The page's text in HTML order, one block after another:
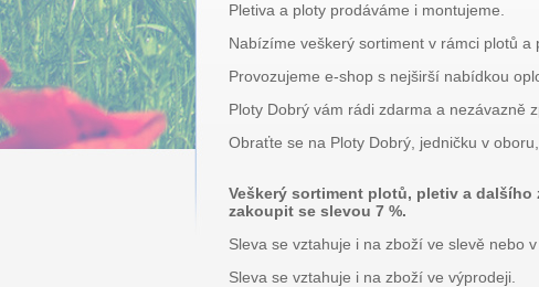
Pletiva a ploty prodáváme i montujeme.
Nabízíme veškerý sortiment v rámci plotů
Provozujeme e-shop s nejširší nabídkou
Ploty Dobrý vám rádi zdarma a nezávazně
Obraťte se na Ploty Dobrý, jedničku v
Veškerý sortiment plotů, pletiv a
zakoupit se slevou 7 %.
Sleva se vztahuje i na zboží ve slevě nebo v
Sleva se vztahuje i na zboží ve výprodeji.